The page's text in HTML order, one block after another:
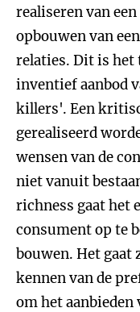
realiseren van
opbouwen van
relaties. Dit is
inventief aanbod
killers'. Een
gerealiseerd
wensen van de
niet vanuit
richness gaat het
consument op te
bouwen. Het gaat
kennen van de
om het aanbieden